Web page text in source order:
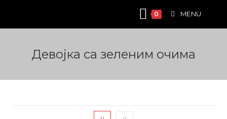
content
0 MENU
Девојка са зеленим очима